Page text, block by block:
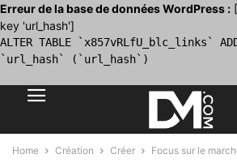
Erreur de la base de données WordPress :
key 'url_hash']
ALTER TABLE `x857vRLfU_blc_links` ADD
`url_hash` (`url_hash`)
Home Création Créer Focus sur le